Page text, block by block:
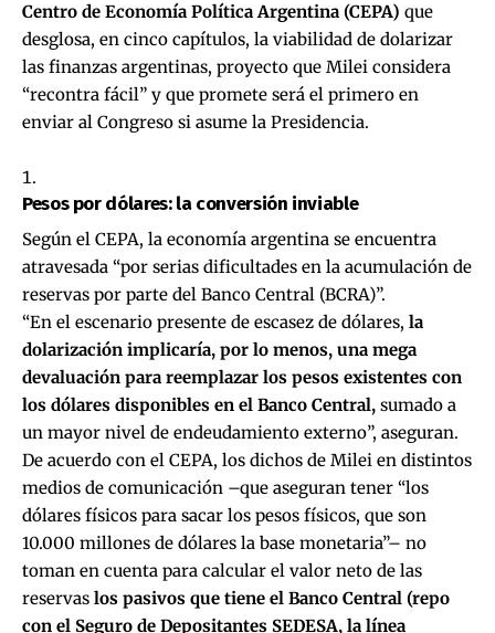
Centro de Economía Política Argentina (CEPA) que
desglosa, en cinco capítulos, la viabilidad de dolarizar
las finanzas argentinas, proyecto que Milei considera
“recontra fácil” y que promete será el primero en
enviar al Congreso si asume la Presidencia.
Pesos por dólares: la conversión inviable
Según el CEPA, la economía argentina se encuentra
atravesada “por serias dificultades en la acumulación de
reservas por parte del Banco Central (BCRA)”.
“En el escenario presente de escasez de dólares, la
dolarización implicaría, por lo menos, una mega
devaluación para reemplazar los pesos existentes con
los dólares disponibles en el Banco Central, sumado a
un mayor nivel de endeudamiento externo”, aseguran.
De acuerdo con el CEPA, los dichos de Milei en distintos
medios de comunicación –que aseguran tener “los
dólares físicos para sacar los pesos físicos, que son
10.000 millones de dólares la base monetaria”– no
toman en cuenta para calcular el valor neto de las
reservas los pasivos que tiene el Banco Central (repo
con el Seguro de Depositantes SEDESA, la línea